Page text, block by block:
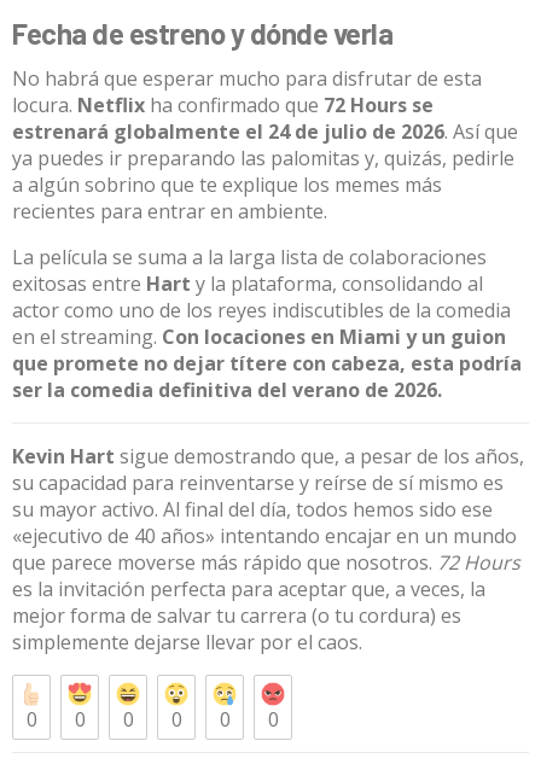
Fecha de estreno y dónde verla
No habrá que esperar mucho para disfrutar de esta
locura. Netflix ha confirmado que 72 Hours se
estrenará globalmente el 24 de julio de 2026. Así que
ya puedes ir preparando las palomitas y, quizás, pedirle
a algún sobrino que te explique los memes más
recientes para entrar en ambiente.
La película se suma a la larga lista de colaboraciones
exitosas entre Hart y la plataforma, consolidando al
actor como uno de los reyes indiscutibles de la comedia
en el streaming. Con locaciones en Miami y un guion
que promete no dejar títere con cabeza, esta podría
ser la comedia definitiva del verano de 2026.
Kevin Hart sigue demostrando que, a pesar de los años,
su capacidad para reinventarse y reírse de sí mismo es
su mayor activo. Al final del día, todos hemos sido ese
«ejecutivo de 40 años» intentando encajar en un mundo
que parece moverse más rápido que nosotros. 72 Hours
es la invitación perfecta para aceptar que, a veces, la
mejor forma de salvar tu carrera (o tu cordura) es
simplemente dejarse llevar por el caos.
0 0 0 0 0 0